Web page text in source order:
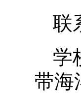
联
学
带海